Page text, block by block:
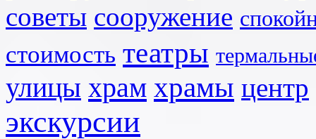
советы сооружение
стоимость театры
улицы храм храмы центр
экскурсии